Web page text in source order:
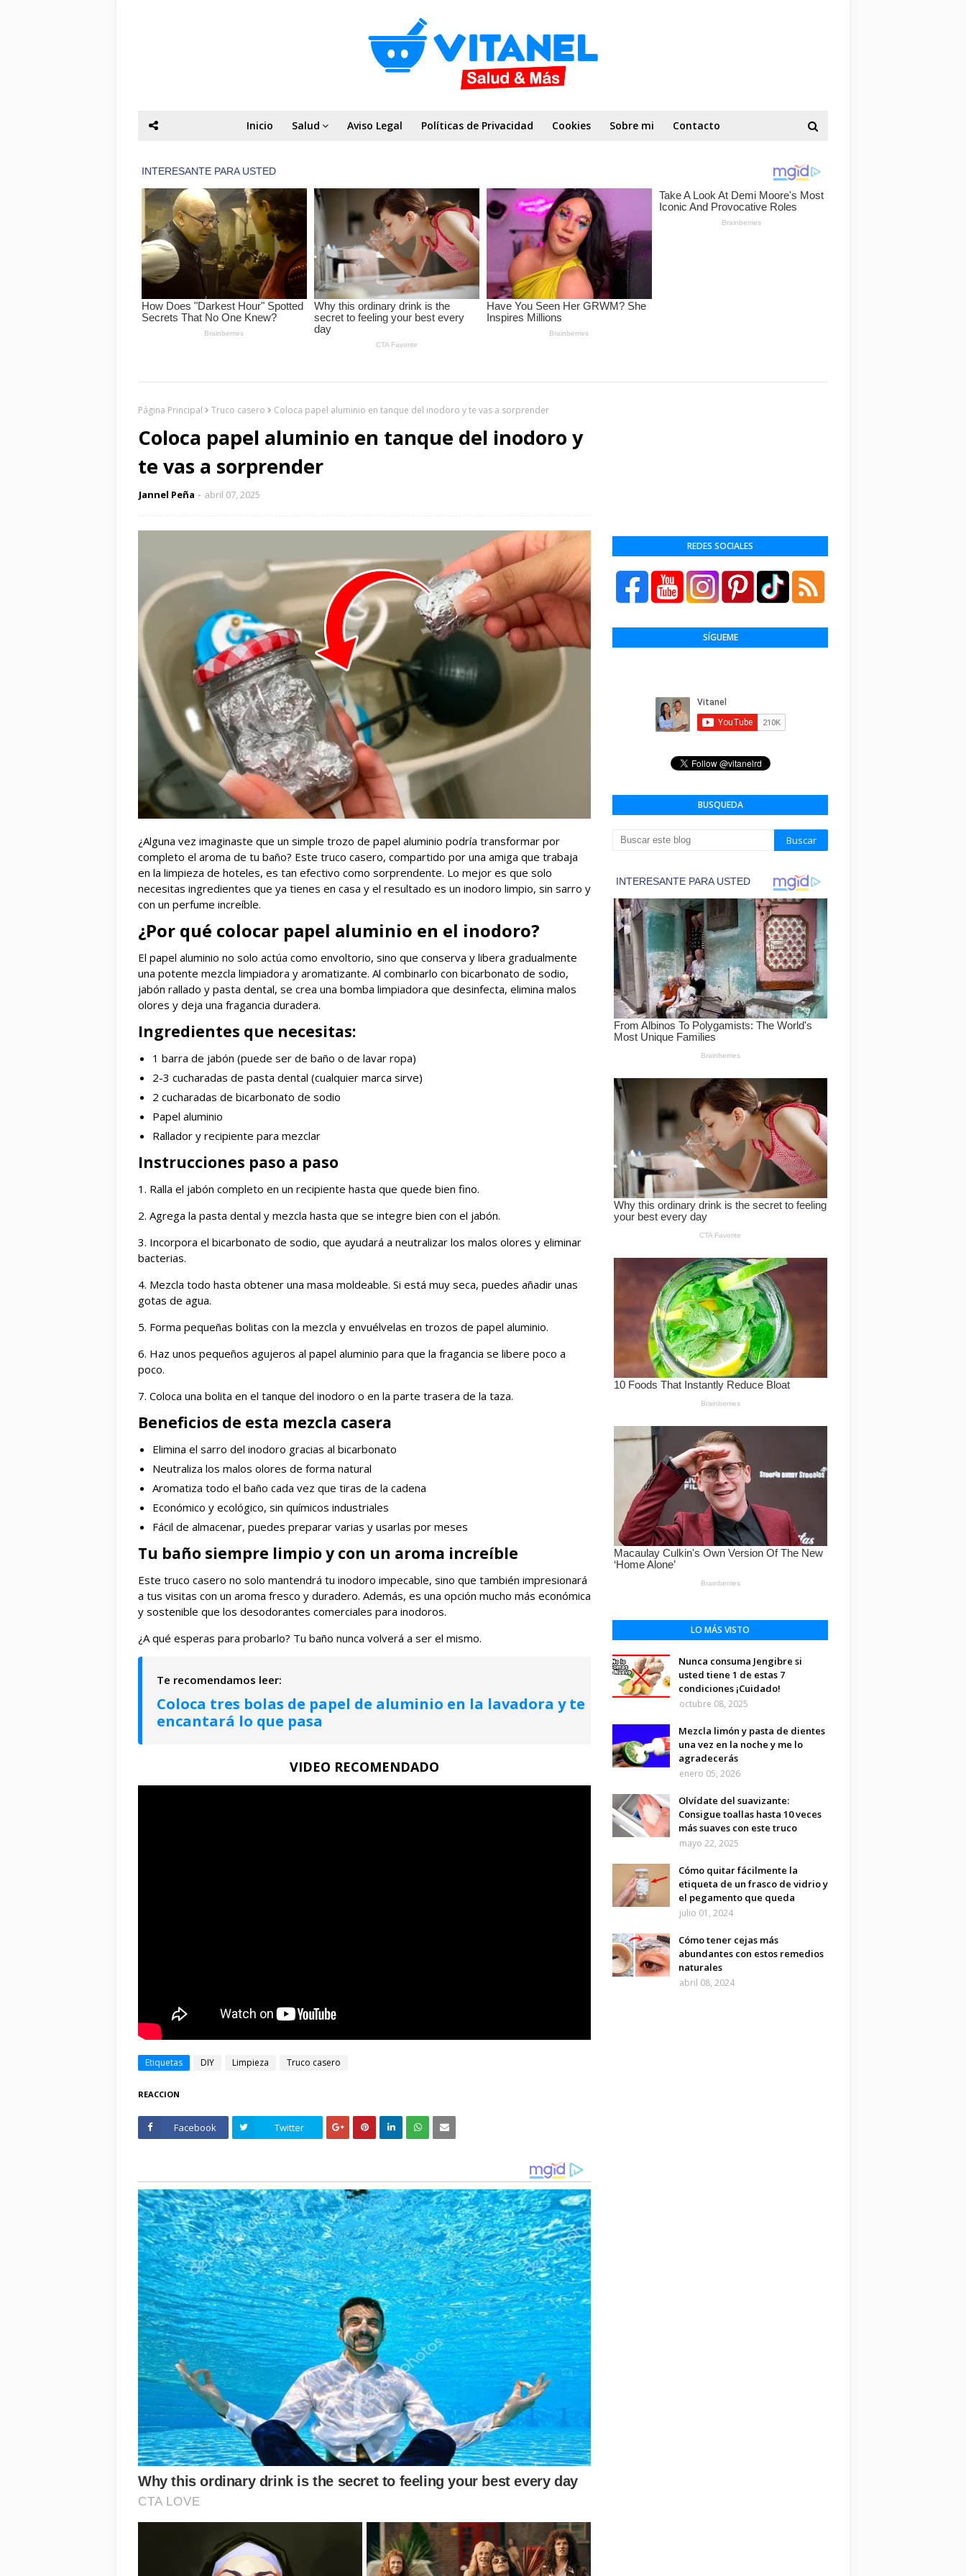
Inicio Salud Aviso Legal Políticas de Privacidad Cookies Sobre mi Contacto
Página Principal Truco casero Coloca papel aluminio en tanque del inodoro y te vas a sorprender
Coloca papel aluminio en tanque del inodoro y
te vas a sorprender
Jannel Peña abril 07, 2025
¿Alguna vez imaginaste que un simple trozo de papel aluminio podría transformar por
completo el aroma de tu baño? Este truco casero, compartido por una amiga que trabaja
en la limpieza de hoteles, es tan efectivo como sorprendente. Lo mejor es que solo
necesitas ingredientes que ya tienes en casa y el resultado es un inodoro limpio, sin sarro y
con un perfume increíble.
¿Por qué colocar papel aluminio en el inodoro?
El papel aluminio no solo actúa como envoltorio, sino que conserva y libera gradualmente
una potente mezcla limpiadora y aromatizante. Al combinarlo con bicarbonato de sodio,
jabón rallado y pasta dental, se crea una bomba limpiadora que desinfecta, elimina malos
olores y deja una fragancia duradera.
Ingredientes que necesitas:
1 barra de jabón (puede ser de baño o de lavar ropa)
2-3 cucharadas de pasta dental (cualquier marca sirve)
2 cucharadas de bicarbonato de sodio
Papel aluminio
Rallador y recipiente para mezclar
Instrucciones paso a paso
1. Ralla el jabón completo en un recipiente hasta que quede bien fino.
2. Agrega la pasta dental y mezcla hasta que se integre bien con el jabón.
3. Incorpora el bicarbonato de sodio, que ayudará a neutralizar los malos olores y eliminar
bacterias.
4. Mezcla todo hasta obtener una masa moldeable. Si está muy seca, puedes añadir unas
gotas de agua.
5. Forma pequeñas bolitas con la mezcla y envuélvelas en trozos de papel aluminio.
6. Haz unos pequeños agujeros al papel aluminio para que la fragancia se libere poco a
poco.
7. Coloca una bolita en el tanque del inodoro o en la parte trasera de la taza.
Beneficios de esta mezcla casera
Elimina el sarro del inodoro gracias al bicarbonato
Neutraliza los malos olores de forma natural
Aromatiza todo el baño cada vez que tiras de la cadena
Económico y ecológico, sin químicos industriales
Fácil de almacenar, puedes preparar varias y usarlas por meses
Tu baño siempre limpio y con un aroma increíble
Este truco casero no solo mantendrá tu inodoro impecable, sino que también impresionará
a tus visitas con un aroma fresco y duradero. Además, es una opción mucho más económica
y sostenible que los desodorantes comerciales para inodoros.
¿A qué esperas para probarlo? Tu baño nunca volverá a ser el mismo.
Coloca tres bolas de papel de aluminio en la lavadora y te
encantará lo que pasa
VIDEO RECOMENDADO
Etiquetas DIY Limpieza Truco casero
REACCION
Facebook Twitter
REDES SOCIALES
SÍGUEME
BUSQUEDA
LO MÁS VISTO
Nunca consuma Jengibre si
usted tiene 1 de estas 7
condiciones ¡Cuidado!
octubre 08, 2025
Mezcla limón y pasta de dientes
una vez en la noche y me lo
agradecerás
enero 05, 2026
Olvídate del suavizante:
Consigue toallas hasta 10 veces
más suaves con este truco
mayo 22, 2025
Cómo quitar fácilmente la
etiqueta de un frasco de vidrio y
el pegamento que queda
julio 01, 2024
Cómo tener cejas más
abundantes con estos remedios
naturales
abril 08, 2024